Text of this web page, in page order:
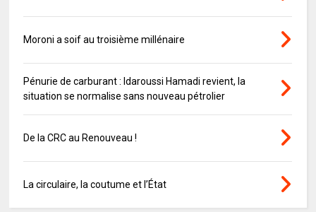
Moroni a soif au troisième millénaire
Pénurie de carburant : Idaroussi Hamadi revient, la
situation se normalise sans nouveau pétrolier
De la CRC au Renouveau !
La circulaire, la coutume et l’État